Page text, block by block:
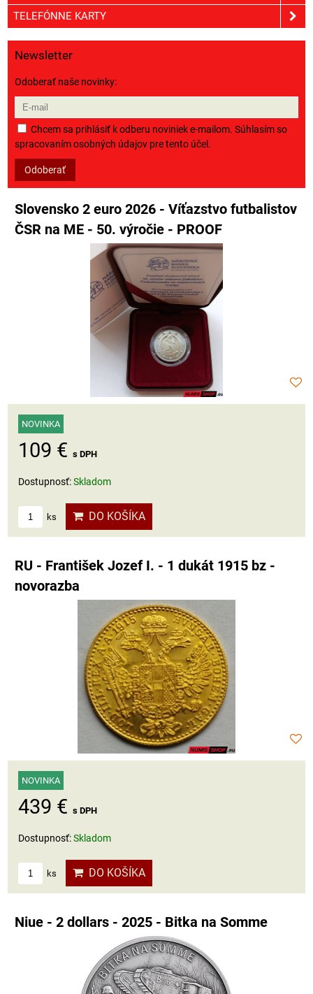
TELEFÓNNE KARTY
Newsletter
Odoberať naše novinky:
Chcem sa prihlásiť k odberu noviniek e-mailom. Súhlasím so
spracovaním osobných údajov pre tento účel.
Odoberať
Slovensko 2 euro 2026 - Víťazstvo futbalistov
ČSR na ME - 50. výročie - PROOF
NOVINKA
109 € s DPH
Dostupnosť:Skladom
ks DO KOŠÍKA
RU - František Jozef I. - 1 dukát 1915 bz -
novorazba
NOVINKA
439 € s DPH
Dostupnosť:Skladom
ks DO KOŠÍKA
Niue - 2 dollars - 2025 - Bitka na Somme